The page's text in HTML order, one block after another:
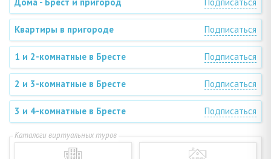
Дома - Брест и пригород Подписаться
Квартиры в пригороде Подписаться
1 и 2-комнатные в Бресте Подписаться
2 и 3-комнатные в Бресте Подписаться
3 и 4-комнатные в Бресте Подписаться